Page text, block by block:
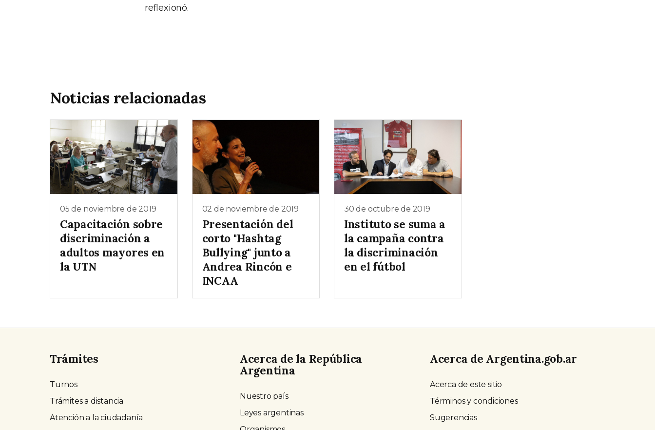
reflexionó.
Noticias relacionadas
05 de noviembre de 2019
Capacitación sobre
discriminación a
adultos mayores en
la UTN
02 de noviembre de 2019
Presentación del
corto "Hashtag
Bullying" junto a
Andrea Rincón e
INCAA
30 de octubre de 2019
Instituto se suma a
la campaña contra
la discriminación
en el fútbol
Trámites
Turnos
Trámites a distancia
Atención a la ciudadanía
Acerca de la República
Argentina
Nuestro país
Leyes argentinas
Acerca de Argentina.gob.ar
Acerca de este sitio
Términos y condiciones
Sugerencias